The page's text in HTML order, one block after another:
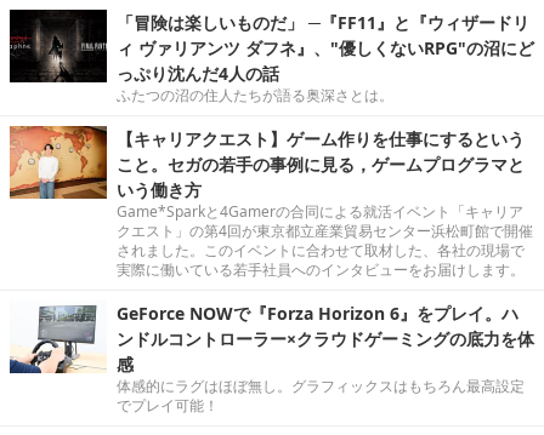
「冒険は楽しいものだ」 ─『FF11』と『ウィザードリ
ィ ヴァリアンツ ダフネ』、"優しくないRPG"の沼にど
っぷり沈んだ4人の話
ふたつの沼の住人たちが語る奥深さとは。
【キャリアクエスト】ゲーム作りを仕事にするという
こと。セガの若手の事例に見る，ゲームプログラマと
いう働き方
Game*Sparkと4Gamerの合同による就活イベント「キャリア
クエスト」の第4回が東京都立産業貿易センター浜松町館で開催
されました。このイベントに合わせて取材した、各社の現場で
実際に働いている若手社員へのインタビューをお届けします。
GeForce NOWで『Forza Horizon 6』をプレイ。ハ
ンドルコントローラー×クラウドゲーミングの底力を体
感
体感的にラグはほぼ無し。グラフィックスはもちろん最高設定
でプレイ可能！